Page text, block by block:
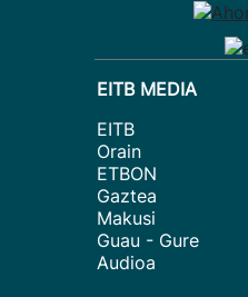
EITB MEDIA
EITB
Orain
ETBON
Gaztea
Makusi
Guau - Gure
Audioa